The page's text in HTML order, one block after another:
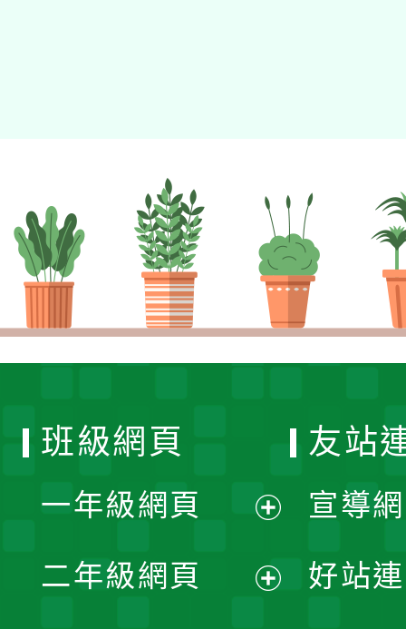
班級網頁
一年級網頁
開
二年級網頁
友站
宣導
好站